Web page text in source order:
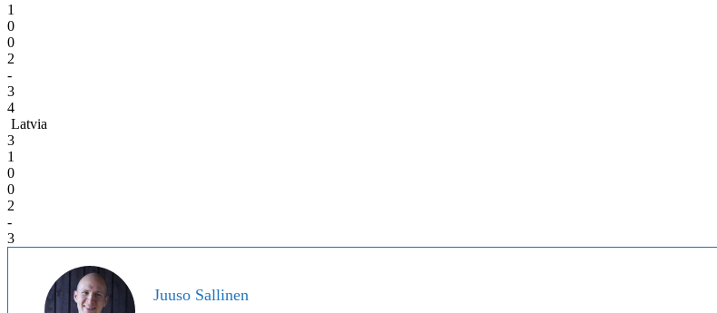
1
0
0
2
-
3
4
Latvia
3
1
0
0
2
-
3
Juuso Sallinen